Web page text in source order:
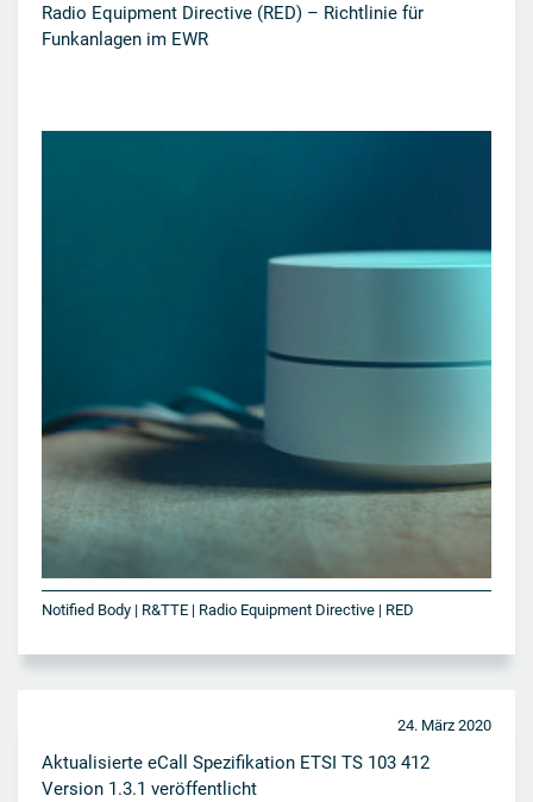
Radio Equipment Directive (RED) – Richtlinie für
Funkanlagen im EWR
Notified Body | R&TTE | Radio Equipment Directive | RED
24. März 2020
Aktualisierte eCall Spezifikation ETSI TS 103 412
Version 1.3.1 veröffentlicht